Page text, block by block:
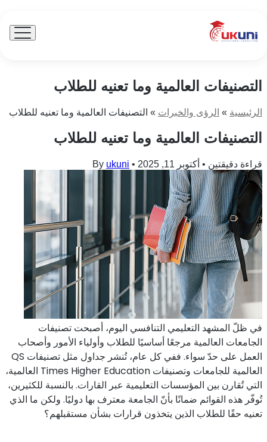
|
Menu
التصنيفات العالمية وما تعنيه للطلاب
الرئيسية » الرؤى والخبرات » التصنيفات العالمية وما تعنيه للطلاب
التصنيفات العالمية وما تعنيه للطلاب
قراءة دقيقتين • أكتوبر 11, 2025 •
By ukuni
في ظلّ المشهد التعليمي التنافسي اليوم، أصبحت تصنيفات
الجامعات العالمية مرجعًا أساسيًا للطلاب وأولياء الأمور وأصحاب
العمل على حدّ سواء. ففي كل عام، تُنشر جداول مثل تصنيفات QS
العالمية للجامعات وتصنيفات Times Higher Education العالمية،
التي تُقارن بين المؤسسات التعليمية عبر القارات. بالنسبة للكثيرين،
تُوفّر هذه القوائم ضمانًا بأنّ الجامعة معترف بها دوليًا. ولكن ما الذي
تعنيه حقًا للطلاب الذين يتخذون قرارات بشأن مستقبلهم؟